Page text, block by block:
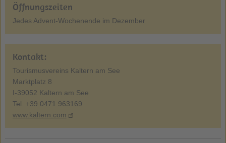
Öffnungszeiten
Jedes Advent-Wochenende im Dezember
Kontakt:
Tourismusvereins Kaltern am See
Marktplatz 8
I-39052 Kaltern am See
Tel. +39 0471 963169
www.kaltern.com